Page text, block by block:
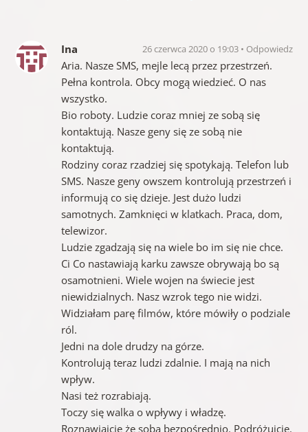
Ina 26 czerwca 2020 o 19:03 Odpowiedz
Aria. Nasze SMS, mejle lecą przez przestrzeń.
Pełna kontrola. Obcy mogą wiedzieć. O nas
wszystko.
Bio roboty. Ludzie coraz mniej ze sobą się
kontaktują. Nasze geny się ze sobą nie
kontaktują.
Rodziny coraz rzadziej się spotykają. Telefon lub
SMS. Nasze geny owszem kontrolują przestrzeń i
informują co się dzieje. Jest dużo ludzi
samotnych. Zamknięci w klatkach. Praca, dom,
telewizor.
Ludzie zgadzają się na wiele bo im się nie chce.
Ci Co nastawiają karku zawsze obrywają bo są
osamotnieni. Wiele wojen na świecie jest
niewidzialnych. Nasz wzrok tego nie widzi.
Widziałam parę filmów, które mówiły o podziale
ról.
Jedni na dole drudzy na górze.
Kontrolują teraz ludzi zdalnie. I mają na nich
wpływ.
Nasi też rozrabiają.
Toczy się walka o wpływy i władzę.
Roznawiajcie że sobą bezpośrednio. Podróżujcie.